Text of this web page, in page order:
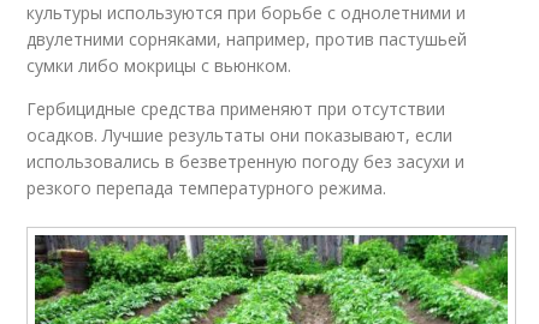
культуры используются при борьбе с однолетними и
двулетними сорняками, например, против пастушьей
сумки либо мокрицы с вьюнком.
Гербицидные средства применяют при отсутствии
осадков. Лучшие результаты они показывают, если
использовались в безветренную погоду без засухи и
резкого перепада температурного режима.